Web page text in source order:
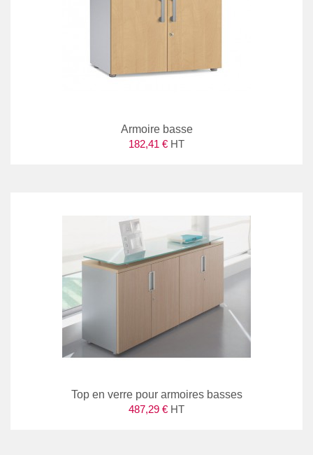
Armoire basse
182,41 € HT
Top en verre pour armoires basses
487,29 € HT